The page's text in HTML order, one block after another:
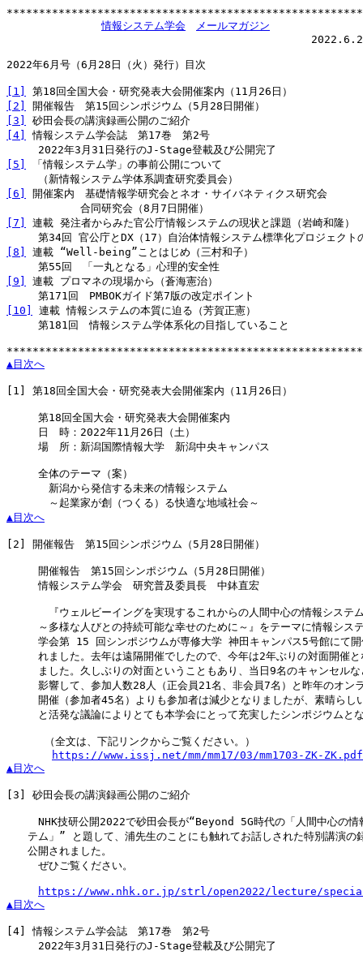
情報システム学会
メールマガジン
2022年6月号（6月28日（火）発行）目次
[1]
[2]
[3]
[4]
情報システム学会誌　第17巻　第2号
[5]
「情報システム学」の事前公開について
[6]
開催案内　基礎情報学研究会とネオ・サイバネティクス研究会
[7]
連載 発注者からみた官公庁情報システムの現状と課題（岩崎和隆）
[8]
連載 “Well-being”ことはじめ（三村和子）
[9]
連載 プロマネの現場から（蒼海憲治）
[10]
連載 情報システムの本質に迫る（芳賀正憲）
第181回　情報システム学体系化の目指していること
▲目次へ
[1] 第18回全国大会・研究発表大会開催案内（11月26日）
第18回全国大会・研究発表大会開催案内
日　時：2022年11月26日（土）
場　所：新潟国際情報大学　新潟中央キャンパス
全体のテーマ（案）
新潟から発信する未来の情報システム
▲目次へ
[2] 開催報告　第15回シンポジウム（5月28日開催）
開催報告　第15回シンポジウム（5月28日開催）
情報システム学会　研究普及委員長　中鉢直宏
『ウェルビーイングを実現するこれからの人間中心の情報システ
～多様な人びとの持続可能な幸せのために～』をテーマに情報シス
学会第 15 回シンポジウムが専修大学 神田キャンパス5号館にて開
れました。去年は遠隔開催でしたので、今年は2年ぶりの対面開催と
ました。久しぶりの対面ということもあり、当日9名のキャンセルな
影響して、参加人数28人（正会員21名、非会員7名）と昨年のオン
開催（参加者45名）よりも参加者は減少となりましたが、素晴らし
と活発な議論によりとても本学会にとって充実したシンポジウムと
（全文は、下記リンクからご覧ください。）
https://www.issj.net/mm/mm17/03/mm1703-ZK-ZK.pdf
▲目次へ
[3] 砂田会長の講演録画公開のご紹介
NHK技研公開2022で砂田会長が“Beyond 5G時代の「人間中心の情
テム」” と題して、浦先生のことにも触れてお話しされた特別講演の
公開されました。
ぜひご覧ください。
https://www.nhk.or.jp/strl/open2022/lecture/
▲目次へ
[4]
情報システム学会誌　第17巻　第2号
2022年3月31日発行のJ-Stage登載及び公開完了